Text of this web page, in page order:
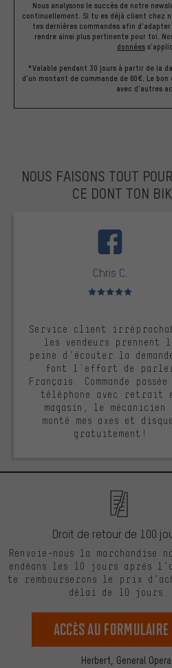
Nous analysons le succès de notre
continuellement. Si tu es déjà client chez
tes dernières commandes afin
rendre ainsi plus pertinente pour toi.
données
*Valable pendant 30 jours à partir de la
d'un montant de commande de 60€. Le
avec d'autres
NOUS FAISONS TOUT
CE DONT TON
Chris C.
Note moyenne : 5 sur 5
Service client
les vendeurs prennent
peine d'écouter la
font l'effort de
Français. Commande
téléphone avec retrait
magasin, le mécanicien
monté mes axes et
gratuitement!
Herbert, General
Droit de retour de 100
Renvoie-nous la marchandise
endéans les 10 jours après
te rembourserons le prix
délai de 10 jours.
Accès au formulaire